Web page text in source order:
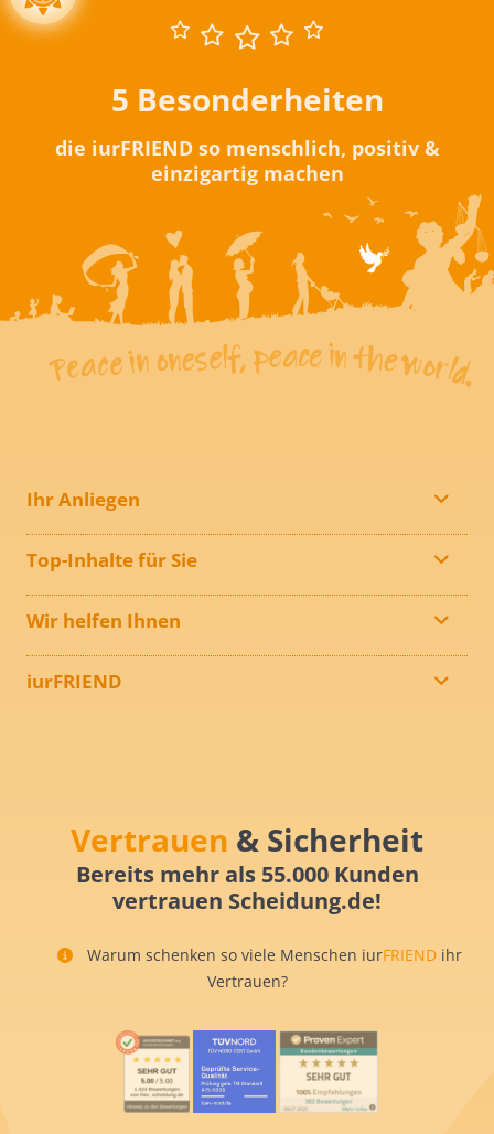
5 Besonderheiten
die iurFRIEND so menschlich, positiv &
einzigartig machen
Ihr Anliegen
Top-Inhalte für Sie
Wir helfen Ihnen
iurFRIEND
Vertrauen & Sicherheit
Bereits mehr als 55.000 Kunden
vertrauen Scheidung.de!
Warum schenken so viele Menschen iurFRIEND ihr
Vertrauen?